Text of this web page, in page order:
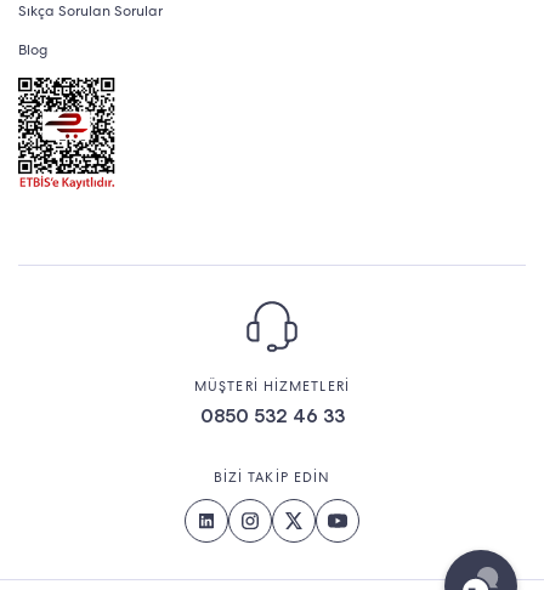
Sıkça Sorulan Sorular
Blog
MÜŞTERİ HİZMETLERİ
0850 532 46 33
BİZİ TAKİP EDİN